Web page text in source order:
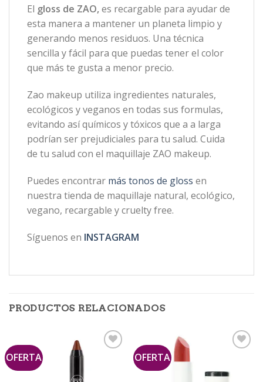
El gloss de ZAO,es recargable para ayudar de
esta manera a mantener un planeta limpio y
generando menos residuos. Una técnica
sencilla y fácil para que puedas tener el color
que más te gusta a menor precio.
Zao makeup utiliza ingredientes naturales,
ecológicos y veganos en todas sus formulas,
evitando así químicos y tóxicos que a a larga
podrían ser prejudiciales para tu salud. Cuida
de tu salud con el maquillaje ZAO makeup.
Puedes encontrar más tonos de gloss en
nuestra tienda de maquillaje natural, ecológico,
vegano, recargable y cruelty free.
Síguenos en INSTAGRAM
PRODUCTOS RELACIONADOS
OFERTA OFERTA
Añadir